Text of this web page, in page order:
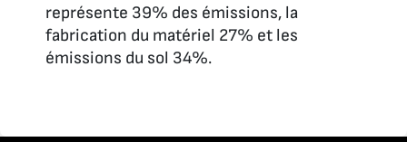
représente 39% des émissions, la
fabrication du matériel 27% et les
émissions du sol 34%.